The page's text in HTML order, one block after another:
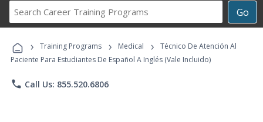
Go
Career
Programs
› Training Programs › Medical ›
Técnico De Atención Al
Paciente Para Estudiantes De Español A Inglés (Vale Incluido)
phone Call Us: 855.520.6806